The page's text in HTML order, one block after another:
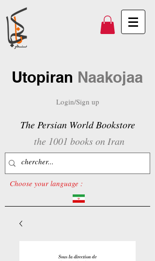
Utopiran Naakojaa
Login/Sign up
The Persian World Bookstore
the 1001 books on Iran
Choose your language :